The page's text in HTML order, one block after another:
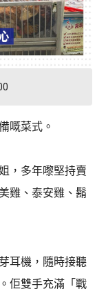
嘅菜式。
，多年嚟堅持賣
雞、泰安雞、鬍
耳機，隨時接聽
佢雙手充滿「戰